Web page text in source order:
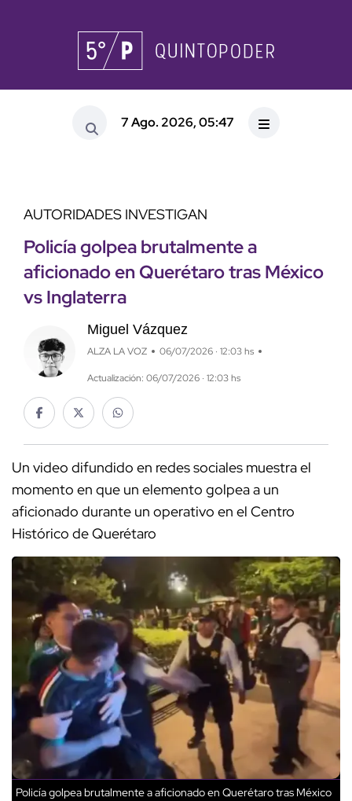
7 Ago. 2026, 05:47
AUTORIDADES INVESTIGAN
Policía golpea brutalmente a
aficionado en Querétaro tras México
vs Inglaterra
Miguel Vázquez
ALZA LA VOZ 06/07/2026 · 12:03 hs
Actualización: 06/07/2026 · 12:03 hs
Un video difundido en redes sociales muestra el
momento en que un elemento golpea a un
aficionado durante un operativo en el Centro
Histórico de Querétaro
Policía golpea brutalmente a aficionado en Querétaro tras México